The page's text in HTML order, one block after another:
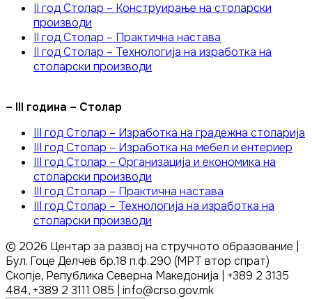
II год Столар – Конструирање на столарски
производи
II год Столар – Практична настава
II год Столар – Технологија на изработка на
столарски производи
– III година – Столар
III год Столар – Изработка на градежна столарија
III год Столар – Изработка на мебел и ентериер
III год Столар – Организација и економика на
столарски производи
III год Столар – Практична настава
III год Столар – Технологија на изработка на
столарски производи
© 2026 Центар за развој на стручното образование |
Бул. Гоце Делчев бр.18 п.ф.290 (МРТ втор спрат)
Скопје, Република Северна Македонија | +389 2 3135
484, +389 2 3111 085 | info@crso.gov.mk